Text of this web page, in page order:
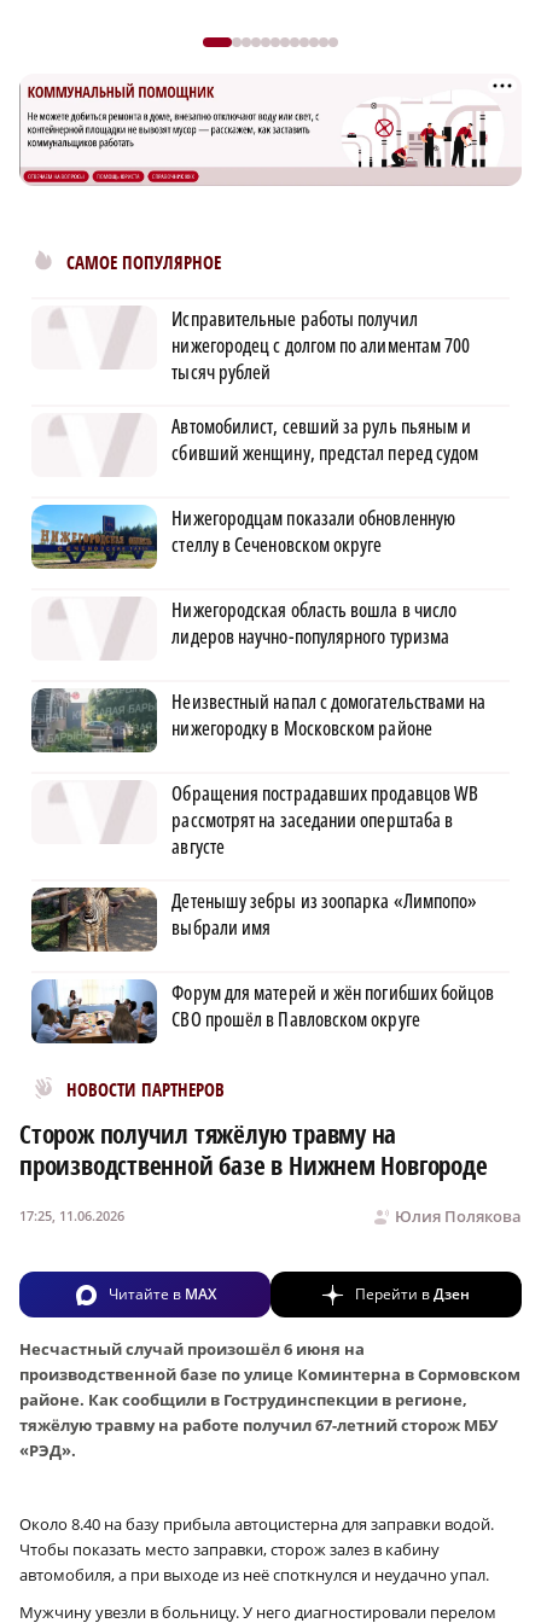
САМОЕ ПОПУЛЯРНОЕ
Исправительные работы получил
нижегородец с долгом по алиментам 700
тысяч рублей
Автомобилист, севший за руль пьяным и
сбивший женщину, предстал перед судом
Нижегородцам показали обновленную
стеллу в Сеченовском округе
Нижегородская область вошла в число
лидеров научно-популярного туризма
Неизвестный напал с домогательствами на
нижегородку в Московском районе
Обращения пострадавших продавцов WB
рассмотрят на заседании оперштаба в
августе
Детенышу зебры из зоопарка «Лимпопо»
выбрали имя
Форум для матерей и жён погибших бойцов
СВО прошёл в Павловском округе
НОВОСТИ ПАРТНЕРОВ
Новости МирТесен
Сторож получил тяжёлую травму на
производственной базе в Нижнем Новгороде
Юлия Полякова
17:25, 11.06.2026
Читайте в MAX Перейти вДзен
Несчастный случай произошёл 6 июня на
производственной базе по улице Коминтерна в Сормовском
районе. Как сообщили в Гострудинспекции в регионе,
тяжёлую травму на работе получил 67-летний сторож МБУ
«РЭД».
Около 8.40 на базу прибыла автоцистерна для заправки водой.
Чтобы показать место заправки, сторож залез в кабину
автомобиля, а при выходе из неё споткнулся и неудачно упал.
Мужчину увезли в больницу. У него диагностировали перелом